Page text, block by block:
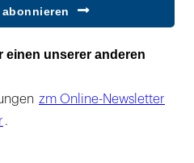
einen unserer anderen
zm Online-Newsletter
.